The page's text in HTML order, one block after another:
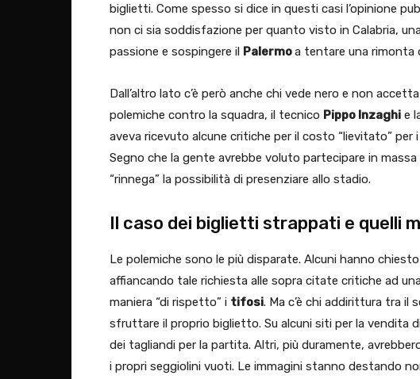
biglietti. Come spesso si dice in questi casi l’opinione
non ci sia soddisfazione per quanto visto in Calabria,
passione e sospingere il Palermoa tentare una rimonta
Dall’altro lato c’è però anche chi vede nero e non
polemiche contro la squadra, il tecnico Pippo Inzaghi e
aveva ricevuto alcune critiche per il costo “lievitato”
Segno che la gente avrebbe voluto partecipare in massa
“rinnega” la possibilità di presenziare allo stadio.
Il caso dei biglietti strappati e quelli
Le polemiche sono le più disparate. Alcuni hanno
affiancando tale richiesta alle sopra citate critiche ad
maniera “di rispetto” i tifosi. Ma c’è chi addirittura tra il
sfruttare il proprio biglietto. Su alcuni siti per la
dei tagliandi per la partita. Altri, più duramente,
i propri seggiolini vuoti. Le immagini stanno destando